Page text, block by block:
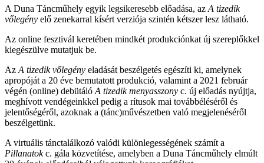
A Duna Táncműhely egyik legsikeresebb előadása, azA tizedik
vőlegény elő zenekarral kísért verziója szintén kétszer lesz látható.
Az online fesztivál keretében mindkét produkciónkat új szereplőkkel
kiegészülve mutatjuk be.
AzA tizedik vőlegény eladását beszélgetés egészíti ki, amelynek
apropóját a 20 éve bemutatott produkció, valamint a 2021 február
végén (online) debütálóA tizedik menyasszony c. új előadás nyújtja,
meghívott vendégeinkkel pedig a rítusok mai továbbéléséről és
jelentőségéről, azoknak a (tánc)művészetben való megjelenéséről
beszélgetünk.
A virtuális tánctalálkozó valódi különlegességének számít a
Pillanatokc. gála közvetítése, amelyben a Duna Táncműhely elmúlt